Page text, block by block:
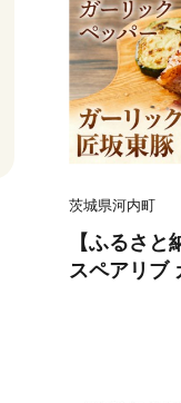
茨城県河内町
【ふるさ
スペアリブ
付 2kg
東太郎 お